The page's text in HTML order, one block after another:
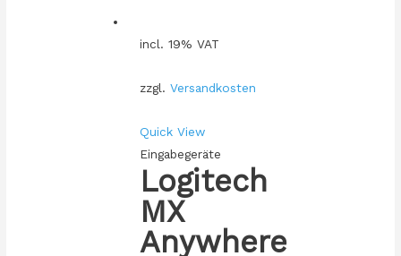
incl. 19% VAT
zzgl. Versandkosten
Quick View
Eingabegeräte
Logitech
MX
Anywhere